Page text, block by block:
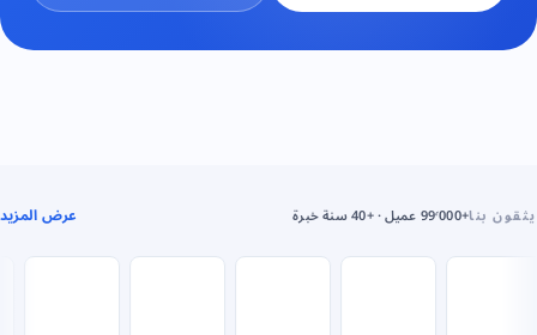
يثقون بنا+99٬000 عميل · +40 سنة خبرة عرض المزيد